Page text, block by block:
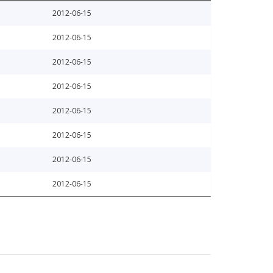
2012-06-15
2012-06-15
2012-06-15
2012-06-15
2012-06-15
2012-06-15
2012-06-15
2012-06-15